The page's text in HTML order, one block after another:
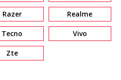
Razer Realme
Tecno Vivo
Zte